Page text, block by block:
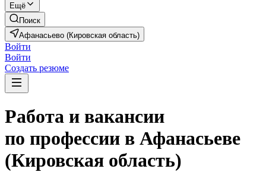
Ещё
Поиск
Афанасьево (Кировская область)
Войти
Войти
Создать резюме
Работа и вакансии
по профессии в Афанасьеве
(Кировская область)